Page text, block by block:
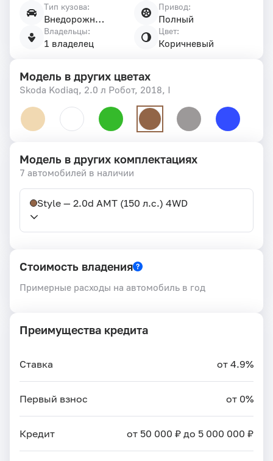
Тип кузова:
Внедорожник 5 дв.
Привод:
Полный
Владельцы:
1 владелец
Цвет:
Коричневый
Модель в других цветах
Skoda Kodiaq, 2.0 л Робот, 2018, I
Модель в других комплектациях
7 автомобилей в наличии
Style — 2.0d AMT (150 л.с.) 4WD
Стоимость владения
Примерные расходы на автомобиль в год
Преимущества кредита
Ставка от 4.9%
Первый взнос от 0%
Кредит от 50 000 ₽ до 5 000 000 ₽